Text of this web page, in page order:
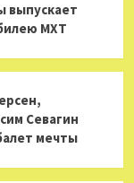
выпускает
МХТ
Севагин
мечты